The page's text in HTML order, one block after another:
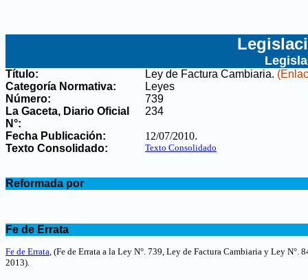
Título: Ley de Factura Cambiaria.
Categoría Normativa:
Leyes
Número:
739
La Gaceta, Diario Oficial
N°:
234
Fecha Publicación: 12/07/2010.
Texto Consolidado:
Texto Consolidado
Reformada por
Fe de Errata
Fe de Errata, (Fe de Errata a la Ley N°. 739, Ley de Factura Cambiaria y Ley
2013).